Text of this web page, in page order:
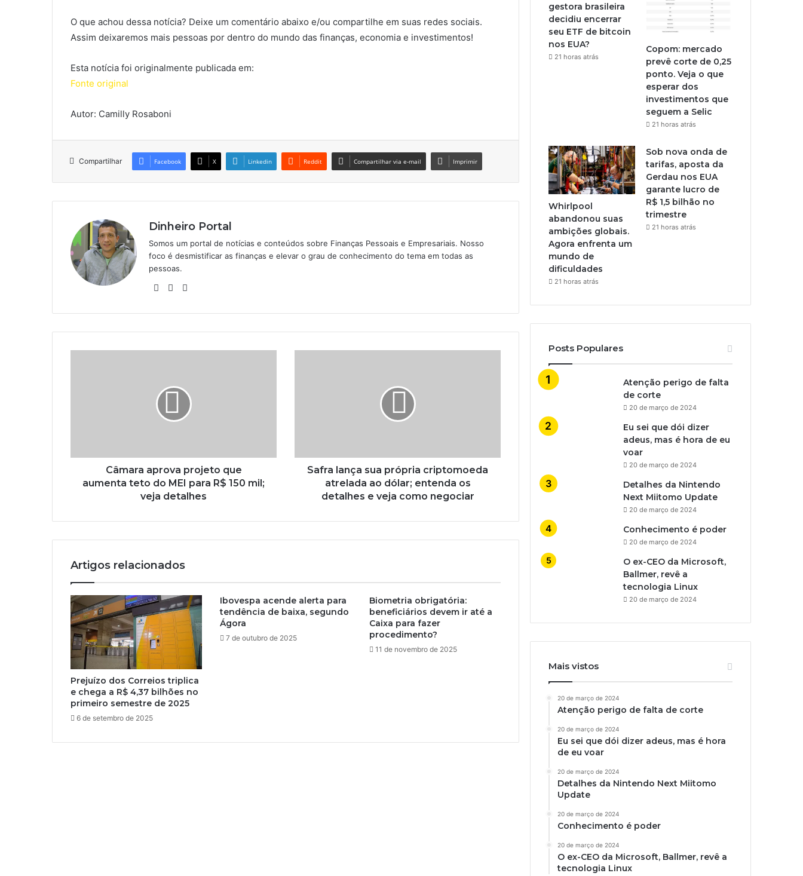
O que achou dessa notícia? Deixe um comentário abaixo e/ou compartilhe em suas redes sociais.
Assim deixaremos mais pessoas por dentro do mundo das finanças, economia e investimentos!
Esta notícia foi originalmente publicada em:
Fonte original
Autor: Camilly Rosaboni
Compartilhar Facebook X Linkedin Reddit Compartilhar via e-mail Imprimir
Dinheiro Portal
Somos um portal de notícias e conteúdos sobre Finanças Pessoais e Empresariais. Nosso
foco é desmistificar as finanças e elevar o grau de conhecimento do tema em todas as
pessoas.
WebsiteLinkedin
Câmara aprova projeto que
aumenta teto do MEI para R$ 150 mil;
veja detalhes
Safra lança sua própria criptomoeda
atrelada ao dólar; entenda os
detalhes e veja como negociar
Artigos relacionados
Prejuízo dos Correios triplica
e chega a R$ 4,37 bilhões no
primeiro semestre de 2025
6 de setembro de 2025
Ibovespa acende alerta para
tendência de baixa, segundo
Ágora
7 de outubro de 2025
Biometria obrigatória:
beneficiários devem ir até a
Caixa para fazer
procedimento?
11 de novembro de 2025
gestora brasileira
decidiu encerrar
seu ETF de bitcoin
nos EUA?
21 horas atrás
Copom: mercado
prevê corte de 0,25
ponto. Veja o que
esperar dos
investimentos que
seguem a Selic
21 horas atrás
Whirlpool
abandonou suas
ambições globais.
Agora enfrenta um
mundo de
dificuldades
21 horas atrás
Sob nova onda de
tarifas, aposta da
Gerdau nos EUA
garante lucro de
R$ 1,5 bilhão no
trimestre
21 horas atrás
Posts Populares
Atenção perigo de falta
de corte
20 de março de 2024
Eu sei que dói dizer
adeus, mas é hora de eu
voar
20 de março de 2024
Detalhes da Nintendo
Next Miitomo Update
20 de março de 2024
Conhecimento é poder
20 de março de 2024
O ex-CEO da Microsoft,
Ballmer, revê a
tecnologia Linux
20 de março de 2024
Mais vistos
20 de março de 2024
Atenção perigo de falta de corte
20 de março de 2024
Eu sei que dói dizer adeus, mas é hora
de eu voar
20 de março de 2024
Detalhes da Nintendo Next Miitomo
Update
20 de março de 2024
Conhecimento é poder
20 de março de 2024
O ex-CEO da Microsoft, Ballmer, revê a
tecnologia Linux